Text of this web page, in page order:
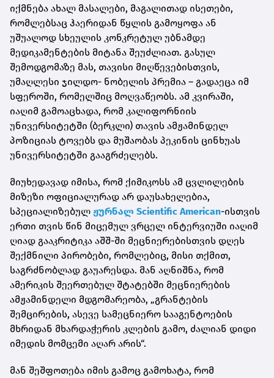
იქმნება ახალ მასალები, მაგალითად ისეთები,
რომლებსაც ჰაერიდან წყლის გამოყოფა ან
უშუალოდ სხეულის კონკრეტულ უბნამდე
მედიკამენტების მიტანა შეუძლიათ. გასულ
შემოდგომაზე მას, თავისი მიღწევებისთვის,
უმაღლესი ჯილდო- ნობელის პრემია – გადაეცა იმ
სფეროში, რომელშიც მოღვაწეობს. ამ კვირაში,
იაღიმ გამოაცხადა, რომ კალიფორნიის
უნივერსიტეტში (ბერკლი) თავის ამჟამინდელ
პოზიციას ტოვებს და მუშაობას პეკინის ცინხუას
უნივერსიტეტში გააგრძელებს.
მიუხედავად იმისა, რომ ქიმიკოსს ამ ცვლილების
მიზეზი ოფიციალურად არ დაუსახელებია,
სპეციალიზებულ ჟურნალ Scientific American-ისთვის
ერთი თვის წინ მიცემულ ვრცელ ინტერვიუში იაღიმ
ღიად გააკრიტიკა აშშ-ში მეცნიერებისთვის დღეს
შექმნილი პირობები, რომლებიც, მისი თქმით,
საგრძნობლად გაუარესდა. მან აღნიშნა, რომ
ამერიკის შეერთებულ შტატებში მეცნიერების
ამჟამინდელი მდგომარეობა, „გრანტების
შემცირების, ასევე სამეცნიერო სააგენტოების
მხრიდან მხარდაჭერის კლების გამო, ძალიან დიდი
იმედის მომცემი აღარ არის“.
მან შეშფოთება იმის გამოც გამოხატა, რომ